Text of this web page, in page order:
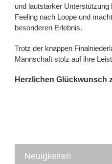
und lautstarker
Feeling nach Loope und
besonderen Erlebnis.
Trotz der knappen
Mannschaft stolz auf ihre
Herzlichen Glückwunsch
Neuigkeiten